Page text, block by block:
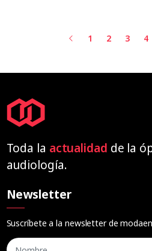
1 2 3 4
Toda la actualidad de la
audiología.
Newsletter
Suscríbete a la newsletter de